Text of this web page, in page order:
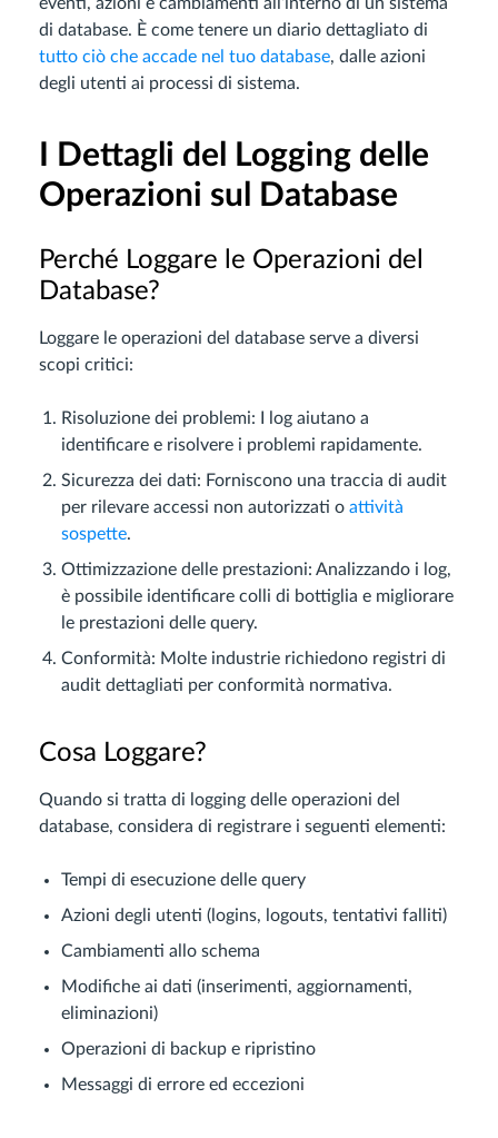
di database. È come tenere un diario dettagliato di
tutto ciò che accade nel tuo database, dalle azioni
degli utenti ai processi di sistema.
I Dettagli del Logging delle
Operazioni sul Database
Perché Loggare le Operazioni del
Database?
Loggare le operazioni del database serve a diversi
scopi critici:
Risoluzione dei problemi: I log aiutano a
identificare e risolvere i problemi rapidamente.
Sicurezza dei dati: Forniscono una traccia di audit
per rilevare accessi non autorizzati o attività
sospette.
Ottimizzazione delle prestazioni: Analizzando i log,
è possibile identificare colli di bottiglia e migliorare
le prestazioni delle query.
Conformità: Molte industrie richiedono registri di
audit dettagliati per conformità normativa.
Cosa Loggare?
Quando si tratta di logging delle operazioni del
database, considera di registrare i seguenti elementi:
Tempi di esecuzione delle query
Azioni degli utenti (logins, logouts, tentativi falliti)
Cambiamenti allo schema
Modifiche ai dati (inserimenti, aggiornamenti,
eliminazioni)
Operazioni di backup e ripristino
Messaggi di errore ed eccezioni